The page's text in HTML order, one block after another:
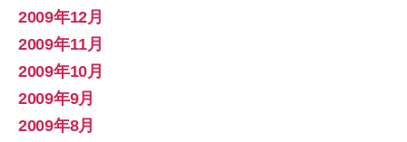
2009年12月
2009年11月
2009年10月
2009年9月
2009年8月